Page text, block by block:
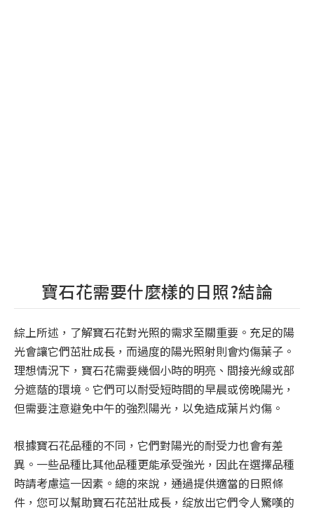
寶石花需要什麼樣的日照?結論
綜上所述，了解寶石花對光照的需求至關重要。充足的陽
光會讓它們茁壯成長，而過度的陽光照射則會灼傷葉子。
理想情況下，寶石花需要幾個小時的明亮、間接光線或部
分遮蔭的環境。它們可以耐受短時間的早晨或傍晚陽光，
但需要注意避免中午的強烈陽光，以免造成葉片灼傷。
根據寶石花品種的不同，它們對陽光的耐受力也會有差
異。一些品種比其他品種更能承受強光，因此在選擇品種
時請考慮這一因素。總的來說，通過提供適當的日照條
件，您可以幫助寶石花茁壯成長，绽放出它們令人驚嘆的